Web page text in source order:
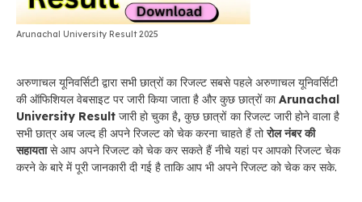
Arunachal University Result 2025
अरुणाचल यूनिवर्सिटी द्वारा सभी छात्रों का रिजल्ट सबसे पहले अरुणाचल यूनिवर्सिटी
की ऑफिशियल वेबसाइट पर जारी किया जाता है और कुछ छात्रों काArunachal
University Result जारी हो चुका है, कुछ छात्रों का रिजल्ट जारी होने वाला है
सभी छात्र अब जल्द ही अपने रिजल्ट को चेक करना चाहते हैं तोरोल नंबर की
सहायतासे आप अपने रिजल्ट को चेक कर सकते हैं नीचे यहां पर आपको रिजल्ट चेक
करने के बारे में पूरी जानकारी दी गई है ताकि आप भी अपने रिजल्ट को चेक कर सके.